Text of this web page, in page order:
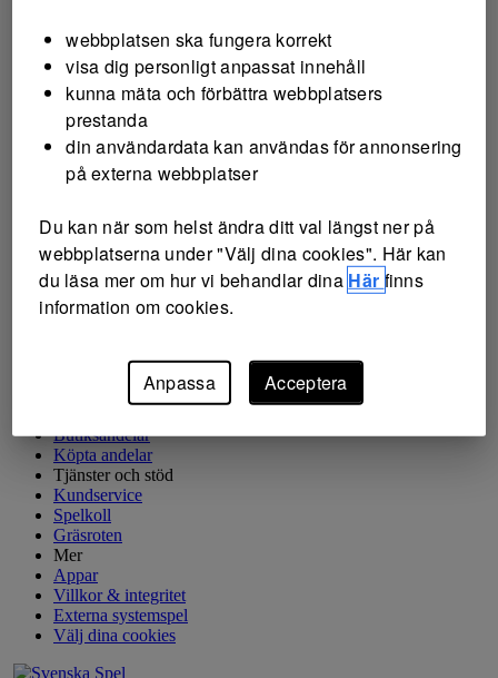
Poker
Bingo
PIX - Färdiga spel
Resultat
Stryktipset
Europatipset
Topptipset
Challenge
Powerplay
Spela tillsammans
Butiksandelar
Köpta andelar
Tjänster och stöd
Kundservice
Spelkoll
Gräsroten
Mer
Appar
Villkor & integritet
Externa systemspel
Välj dina cookies
webbplatsen ska fungera korrekt
visa dig personligt anpassat innehåll
kunna mäta och förbättra webbplatsers
prestanda
din användardata kan användas för annonsering
på externa webbplatser
Du kan när som helst ändra ditt val längst ner på
webbplatserna under "Välj dina cookies". Här kan
du läsa mer om hur vi behandlar dina Här finns
information om cookies.
Anpassa Acceptera